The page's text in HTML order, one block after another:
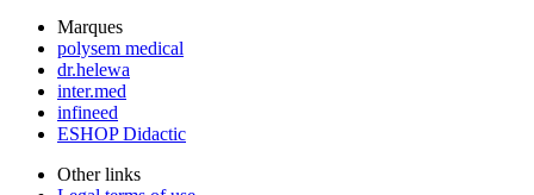
Marques
polysem medical
dr.helewa
inter.med
infineed
ESHOP Didactic
Other links